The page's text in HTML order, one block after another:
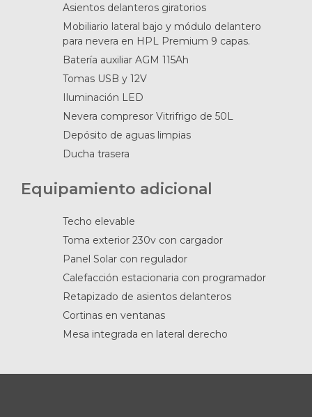
Asientos delanteros giratorios
Mobiliario lateral bajo y módulo delantero
para nevera en HPL Premium 9 capas.
Batería auxiliar AGM 115Ah
Tomas USB y 12V
Iluminación LED
Nevera compresor Vitrifrigo de 50L
Depósito de aguas limpias
Ducha trasera
Equipamiento adicional
Techo elevable
Toma exterior 230v con cargador
Panel Solar con regulador
Calefacción estacionaria con programador
Retapizado de asientos delanteros
Cortinas en ventanas
Mesa integrada en lateral derecho